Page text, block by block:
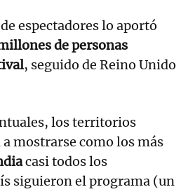
espectadores lo aportó
de personas
, seguido de Reino Unido
los territorios
mostrarse como los más
casi todos los
siguieron el programa (un